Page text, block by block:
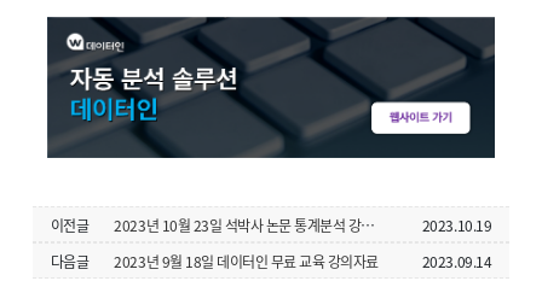
이전글 2023년 10월 23일 석박사 논문 통계분석 강좌 자료 -기본
2023.10.19
다음글
2023년 9월 18일 데이터인 무료 교육 강의자료 2023.09.14